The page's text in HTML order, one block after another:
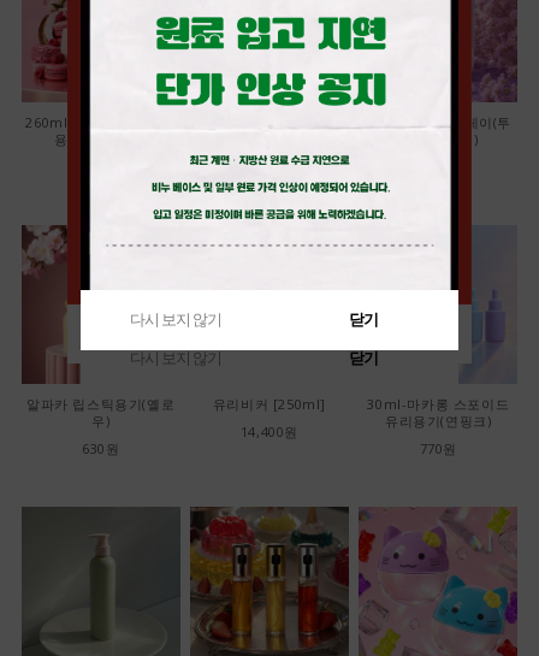
260ml-고급세라믹 펌프
용기(다크그린)
50ml-애플 스프레이(투
명/화이트캡)
알파카 립스틱용기(옐로
우)
630원
유리비커 [250ml]
14,400원
30ml-마카롱 스포이드
유리용기(연핑크)
770원
다시 보지 않기 닫기
다시 보지 않기 닫기
다시 보지 않기 닫기